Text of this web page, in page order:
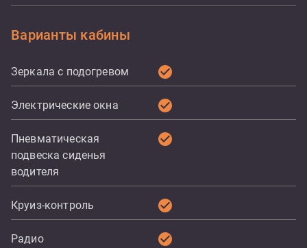
Варианты кабины
Зеркала с подогревом check_circle
Электрические окна check_circle
Пневматическая
подвеска сиденья
водителя
check_circle
Круиз-контроль check_circle
Радио check_circle